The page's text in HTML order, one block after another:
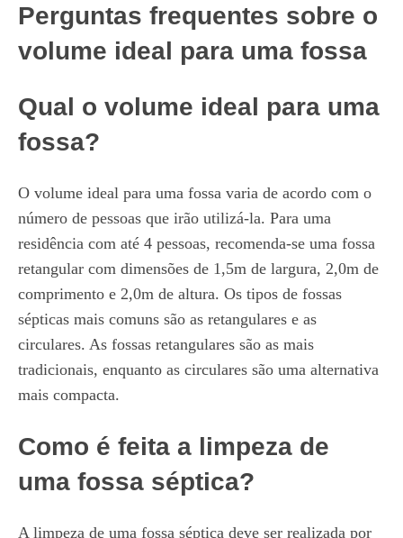
Perguntas frequentes sobre o
volume ideal para uma fossa
Qual o volume ideal para uma
fossa?
O volume ideal para uma fossa varia de acordo com o
número de pessoas que irão utilizá-la. Para uma
residência com até 4 pessoas, recomenda-se uma fossa
retangular com dimensões de 1,5m de largura, 2,0m de
comprimento e 2,0m de altura. Os tipos de fossas
sépticas mais comuns são as retangulares e as
circulares. As fossas retangulares são as mais
tradicionais, enquanto as circulares são uma alternativa
mais compacta.
Como é feita a limpeza de
uma fossa séptica?
A limpeza de uma fossa séptica deve ser realizada por